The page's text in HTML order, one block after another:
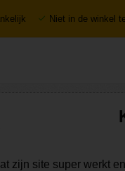
Niet in de winkel
zijn site super werkt